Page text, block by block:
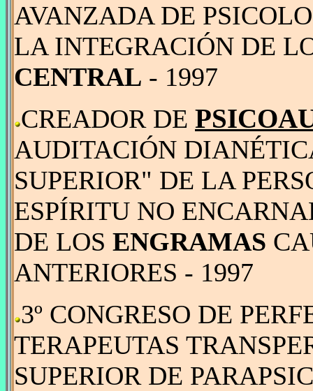
AVANZADA DE
LA INTEGRACIÓN DE
CENTRAL - 1997
CREADOR DE
AUDITACIÓN
SUPERIOR" DE LA
ESPÍRITU NO
DE LOS ENGRAMAS
ANTERIORES - 1997
3º CONGRESO DE
TERAPEUTAS
SUPERIOR DE